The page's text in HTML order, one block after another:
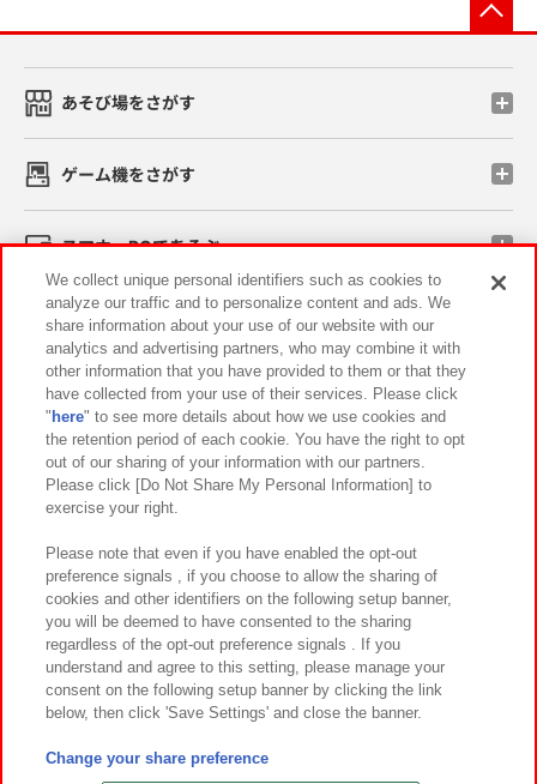
あそび場をさがす
ゲーム機をさがす
スマホ・PCであそぶ
イベント・キャンペーン
関連会社 サステナビリティ サイトポリシー
プライバシーポリシー ウェブアクセシビリティ方針と検証結果
お取引先さまとともに
カスタマーハラスメント対応方針 よくあるご質問・お問い合わせ
©Bandai Namco Amusement Inc.
©Bandai Namco Amusement Lab Inc.
We collect unique personal identifiers such as cookies to
analyze our traffic and to personalize content and ads. We
share information about your use of our website with our
analytics and advertising partners, who may combine it with
other information that you have provided to them or that they
have collected from your use of their services. Please click
" here" to see more details about how we use cookies and
the retention period of each cookie. You have the right to opt
out of our sharing of your information with our partners.
Please click [Do Not Share My Personal Information] to
exercise your right.
Please note that even if you have enabled the opt-out
preference signals , if you choose to allow the sharing of
cookies and other identifiers on the following setup banner,
you will be deemed to have consented to the sharing
regardless of the opt-out preference signals . If you
understand and agree to this setting, please manage your
consent on the following setup banner by clicking the link
below, then click 'Save Settings' and close the banner.
Change your share preference